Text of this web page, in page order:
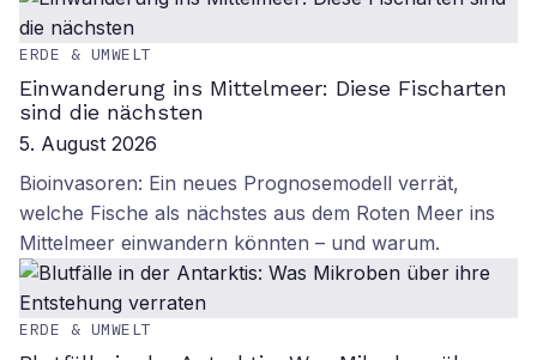
ERDE & UMWELT
Einwanderung ins Mittelmeer: Diese Fischarten
sind die nächsten
5. August 2026
Bioinvasoren: Ein neues Prognosemodell verrät,
welche Fische als nächstes aus dem Roten Meer ins
Mittelmeer einwandern könnten – und warum.
ERDE & UMWELT